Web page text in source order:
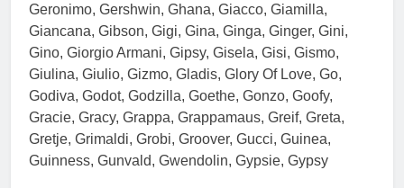
Geronimo, Gershwin, Ghana, Giacco, Giamilla,
Giancana, Gibson, Gigi, Gina, Ginga, Ginger, Gini,
Gino, Giorgio Armani, Gipsy, Gisela, Gisi, Gismo,
Giulina, Giulio, Gizmo, Gladis, Glory Of Love, Go,
Godiva, Godot, Godzilla, Goethe, Gonzo, Goofy,
Gracie, Gracy, Grappa, Grappamaus, Greif, Greta,
Gretje, Grimaldi, Grobi, Groover, Gucci, Guinea,
Guinness, Gunvald, Gwendolin, Gypsie, Gypsy